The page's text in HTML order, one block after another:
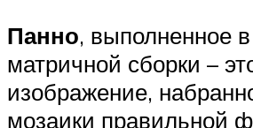
Панно, выполненное
матричной сборки –
изображение,
мозаики правильной